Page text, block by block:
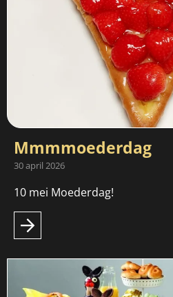
Mmmmoederdag
30 april 2026
10 mei Moederdag!